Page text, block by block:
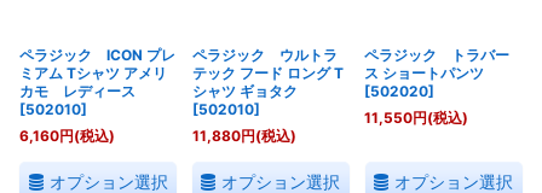
ペラジック ICON プレ
ミアム Tシャツ アメリ
カモ レディース
[502010]
6,160円(税込)
オプション選択
ペラジック ウルトラ
テック フード ロング T
シャツ ギョタク
[502010]
11,880円(税込)
オプション選択
ペラジック トラバー
ス ショートパンツ
[502020]
11,550円(税込)
オプション選択